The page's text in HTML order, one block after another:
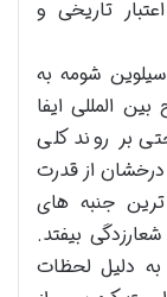
تاریخی و
شومه به
المللی ایفا
بر روند کلی
درخشان از قدرت
جنبه های
بیفتد.
دلیل لحظات